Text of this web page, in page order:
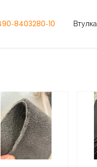
8403280-10 Втулка